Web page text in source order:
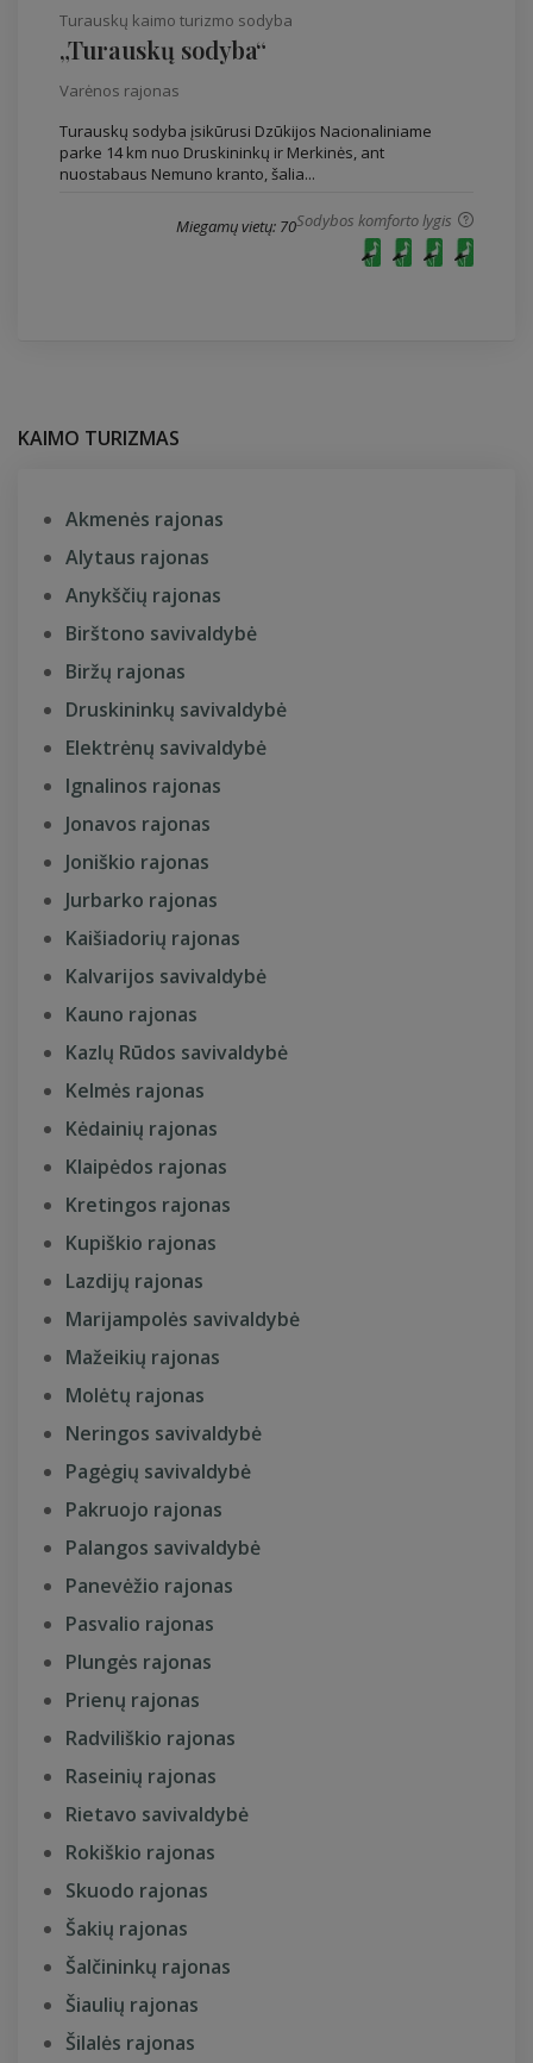
Turauskų kaimo turizmo sodyba
„Turauskų sodyba“
Varėnos rajonas
Turauskų sodyba įsikūrusi Dzūkijos Nacionaliniame
parke 14 km nuo Druskininkų ir Merkinės, ant
nuostabaus Nemuno kranto, šalia...
Sodybos komforto lygis
Miegamų vietų: 70
KAIMO TURIZMAS
Akmenės rajonas
Alytaus rajonas
Anykščių rajonas
Birštono savivaldybė
Biržų rajonas
Druskininkų savivaldybė
Elektrėnų savivaldybė
Ignalinos rajonas
Jonavos rajonas
Joniškio rajonas
Jurbarko rajonas
Kaišiadorių rajonas
Kalvarijos savivaldybė
Kauno rajonas
Kazlų Rūdos savivaldybė
Kelmės rajonas
Kėdainių rajonas
Klaipėdos rajonas
Kretingos rajonas
Kupiškio rajonas
Lazdijų rajonas
Marijampolės savivaldybė
Mažeikių rajonas
Molėtų rajonas
Neringos savivaldybė
Pagėgių savivaldybė
Pakruojo rajonas
Palangos savivaldybė
Panevėžio rajonas
Pasvalio rajonas
Plungės rajonas
Prienų rajonas
Radviliškio rajonas
Raseinių rajonas
Rietavo savivaldybė
Rokiškio rajonas
Skuodo rajonas
Šakių rajonas
Šalčininkų rajonas
Šiaulių rajonas
Šilalės rajonas